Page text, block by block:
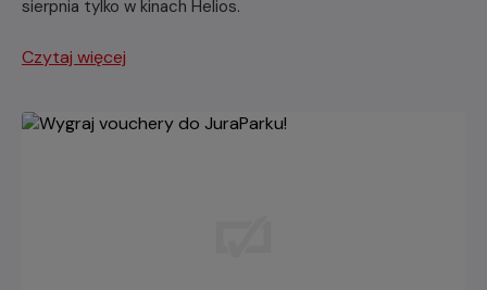
sierpnia tylko w kinach Helios.
Czytaj więcej